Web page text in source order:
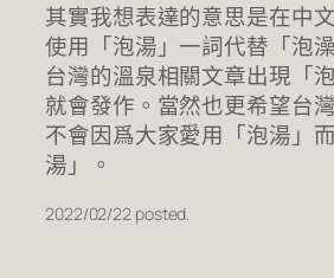
其實我想表達的意思是在中
使用「泡湯」一詞代替「泡
台灣的溫泉相關文章出現「
就會發作。當然也更希望台
不會因爲大家愛用「泡湯」
湯」。
2022/02/22 posted.